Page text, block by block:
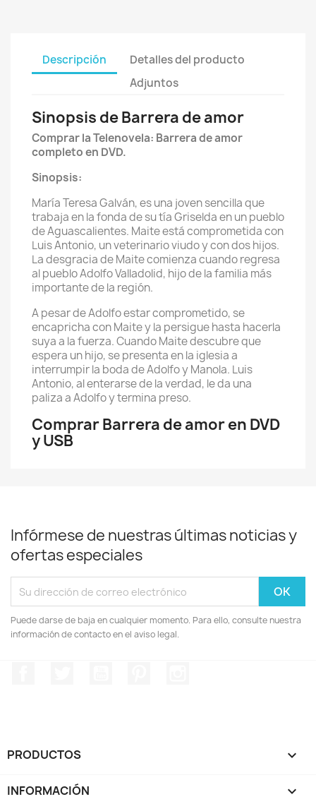
Descripción
Detalles del producto
Adjuntos
Sinopsis de Barrera de amor
Comprar la Telenovela: Barrera de amor
completo en DVD.
Sinopsis:
María Teresa Galván, es una joven sencilla que
trabaja en la fonda de su tía Griselda en un pueblo
de Aguascalientes. Maite está comprometida con
Luis Antonio, un veterinario viudo y con dos hijos.
La desgracia de Maite comienza cuando regresa
al pueblo Adolfo Valladolid, hijo de la familia más
importante de la región.
A pesar de Adolfo estar comprometido, se
encapricha con Maite y la persigue hasta hacerla
suya a la fuerza. Cuando Maite descubre que
espera un hijo, se presenta en la iglesia a
interrumpir la boda de Adolfo y Manola. Luis
Antonio, al enterarse de la verdad, le da una
paliza a Adolfo y termina preso.
Comprar Barrera de amor en DVD
y USB
Infórmese de nuestras últimas noticias y
ofertas especiales
Puede darse de baja en cualquier momento. Para ello, consulte nuestra
información de contacto en el aviso legal.
PRODUCTOS 
INFORMACIÓN 